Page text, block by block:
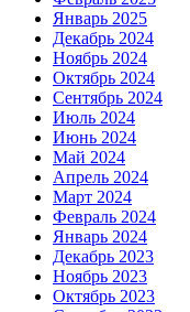
Январь 2025
Декабрь 2024
Ноябрь 2024
Октябрь 2024
Сентябрь 2024
Июль 2024
Июнь 2024
Май 2024
Апрель 2024
Март 2024
Февраль 2024
Январь 2024
Декабрь 2023
Ноябрь 2023
Октябрь 2023